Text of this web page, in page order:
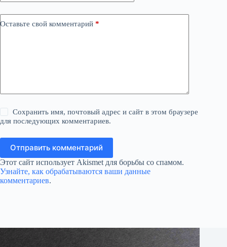
Оставьте свой комментарий *
Сохранить имя, почтовый адрес и сайт в этом браузере
для последующих комментариев.
Отправить комментарий
Этот сайт использует Akismet для борьбы со спамом.
Узнайте, как обрабатываются ваши данные
комментариев.